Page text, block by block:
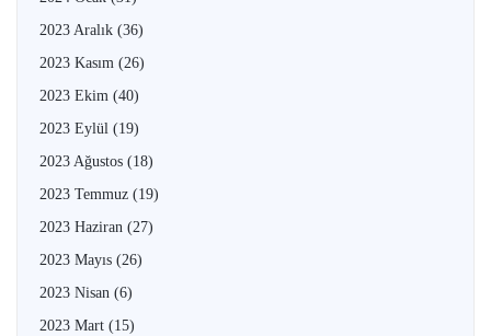
2023 Aralık (36)
2023 Kasım (26)
2023 Ekim (40)
2023 Eylül (19)
2023 Ağustos (18)
2023 Temmuz (19)
2023 Haziran (27)
2023 Mayıs (26)
2023 Nisan (6)
2023 Mart (15)